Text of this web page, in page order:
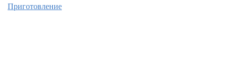
Приготовление